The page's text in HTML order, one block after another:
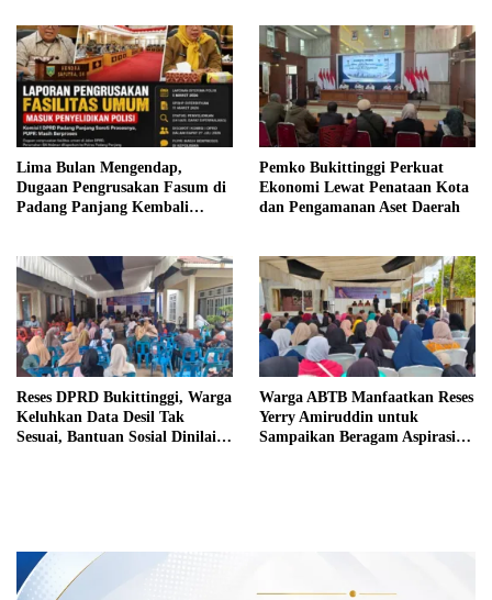
Lima Bulan Mengendap,
Dugaan Pengrusakan Fasum di
Padang Panjang Kembali
Pemko Bukittinggi Perkuat
Ekonomi Lewat Penataan Kota
dan Pengamanan Aset Daerah
Reses DPRD Bukittinggi, Warga
Keluhkan Data Desil Tak
Sesuai, Bantuan Sosial Dinilai
Warga ABTB Manfaatkan Reses
Yerry Amiruddin untuk
Sampaikan Beragam Aspirasi